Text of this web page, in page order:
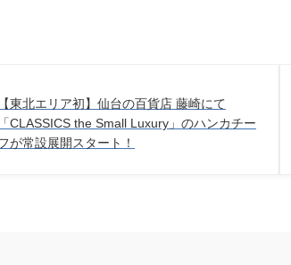
【東北エリア初】仙台の百貨店 藤崎にて
「CLASSICS the Small Luxury」のハンカチー
が常設展開スタート！